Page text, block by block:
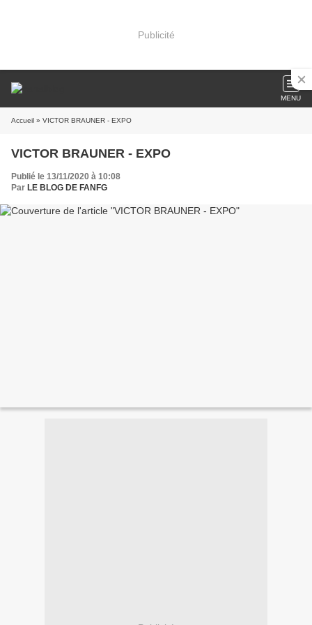
Publicité
MENU
Accueil » VICTOR BRAUNER - EXPO
VICTOR BRAUNER - EXPO
Publié le 13/11/2020 à 10:08
Par LE BLOG DE FANFG